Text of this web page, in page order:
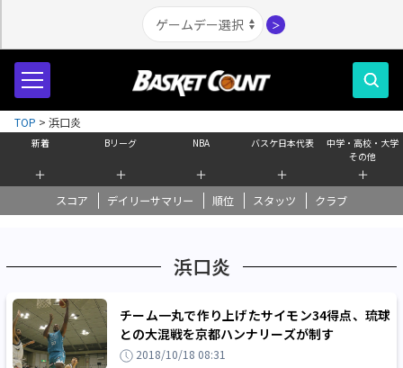
＞
新着
＋
Bリーグ
＋
NBA
＋
バスケ日本代表
＋
中学・高校・大学
その他
＋
スコア デイリーサマリー 順位 スタッツ クラブ
TOP > 浜口炎
浜口炎
チーム一丸で作り上げたサイモン34得点、琉球
との大混戦を京都ハンナリーズが制す
2018/10/18 08:31